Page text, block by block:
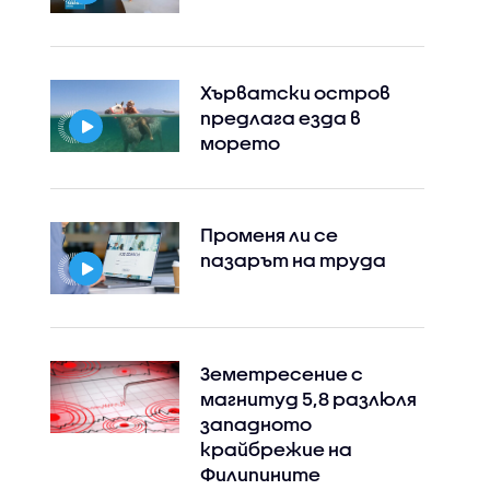
Хърватски остров
предлага езда в
морето
Променя ли се
пазарът на труда
Земетресение с
магнитуд 5,8 разлюля
западното
крайбрежие на
Филипините